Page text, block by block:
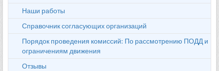
Наши работы
Справочник согласующих организаций
Порядок проведения комиссий: По рассмотрению ПОДД и
ограничениям движения
Отзывы